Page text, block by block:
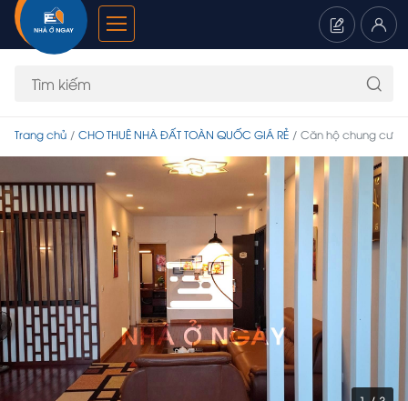
Trang chủ CHO THUÊ NHÀ ĐẤT TOÀN QUỐC GIÁ RẺ Căn hộ chung cư